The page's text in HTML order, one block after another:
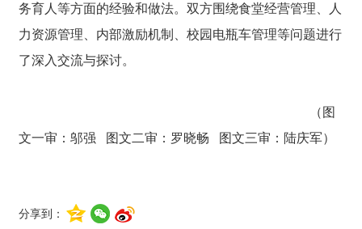
务育人等方面的经验和做法。双方围绕食堂经营管理、人
力资源管理、内部激励机制、校园电瓶车管理等问题进行
了深入交流与探讨。
（图
文一审：邬强 图文二审：罗晓畅 图文三审：陆庆军）
分享到：